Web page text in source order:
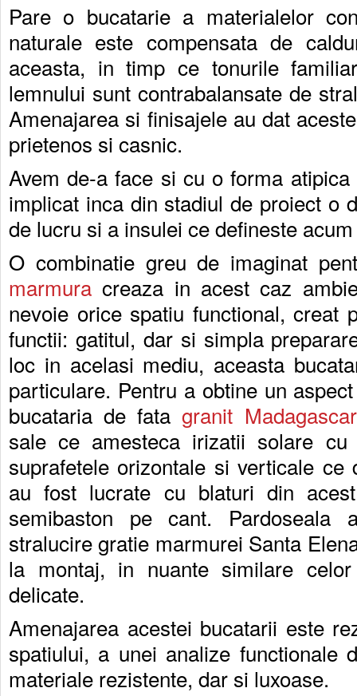
Pare o bucatarie a materialelor
naturale este compensata de
aceasta, in timp ce tonurile
lemnului sunt contrabalansate de
Amenajarea si finisajele au dat
prietenos si casnic.
Avem de-a face si cu o forma
implicat inca din stadiul de proiect o
de lucru si a insulei ce defineste
O combinatie greu de imaginat
marmura creaza in acest caz
nevoie orice spatiu functional, creat
functii: gatitul, dar si simpla
loc in acelasi mediu, aceasta
particulare. Pentru a obtine un
bucataria de fatagranit Madagascar
sale ce amesteca irizatii solare cu
suprafetele orizontale si verticale ce
au fost lucrate cu blaturi din
semibaston pe cant. Pardoseala
stralucire gratie marmurei Santa
la montaj, in nuante similare
delicate.
Amenajarea acestei bucatarii este
spatiului, a unei analize functionale
materiale rezistente, dar si luxoase.